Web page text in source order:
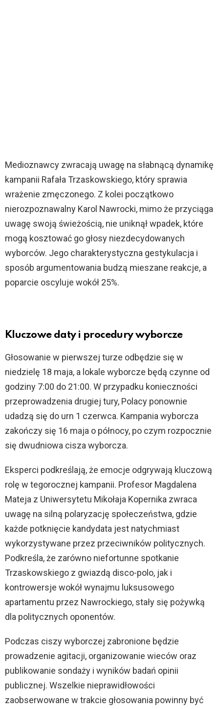
Medioznawcy zwracają uwagę na słabnącą dynamikę
kampanii Rafała Trzaskowskiego, który sprawia
wrażenie zmęczonego. Z kolei początkowo
nierozpoznawalny Karol Nawrocki, mimo że przyciąga
uwagę swoją świeżością, nie uniknął wpadek, które
mogą kosztować go głosy niezdecydowanych
wyborców. Jego charakterystyczna gestykulacja i
sposób argumentowania budzą mieszane reakcje, a
poparcie oscyluje wokół 25%.
Kluczowe daty i procedury wyborcze
Głosowanie w pierwszej turze odbędzie się w
niedzielę 18 maja, a lokale wyborcze będą czynne od
godziny 7:00 do 21:00. W przypadku konieczności
przeprowadzenia drugiej tury, Polacy ponownie
udadzą się do urn 1 czerwca. Kampania wyborcza
zakończy się 16 maja o północy, po czym rozpocznie
się dwudniowa cisza wyborcza.
Eksperci podkreślają, że emocje odgrywają kluczową
rolę w tegorocznej kampanii. Profesor Magdalena
Mateja z Uniwersytetu Mikołaja Kopernika zwraca
uwagę na silną polaryzację społeczeństwa, gdzie
każde potknięcie kandydata jest natychmiast
wykorzystywane przez przeciwników politycznych.
Podkreśla, że zarówno niefortunne spotkanie
Trzaskowskiego z gwiazdą disco-polo, jak i
kontrowersje wokół wynajmu luksusowego
apartamentu przez Nawrockiego, stały się pożywką
dla politycznych oponentów.
Podczas ciszy wyborczej zabronione będzie
prowadzenie agitacji, organizowanie wieców oraz
publikowanie sondaży i wyników badań opinii
publicznej. Wszelkie nieprawidłowości
zaobserwowane w trakcie głosowania powinny być